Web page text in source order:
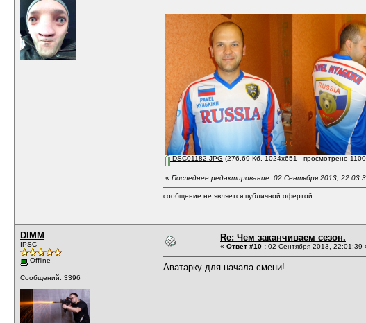
DSC01182.JPG (276.69 Кб, 1024x651 - просмотрено
« Последнее редактирование: 02 Сентября 2013,
сообщение не является публичной офертой
DIMM
IPSC
Offline
Сообщений: 3396
Re: Чем заканчиваем сезон.
« Ответ #10 : 02 Сентября 2013, 22:01:39
Аватарку для начала смени!